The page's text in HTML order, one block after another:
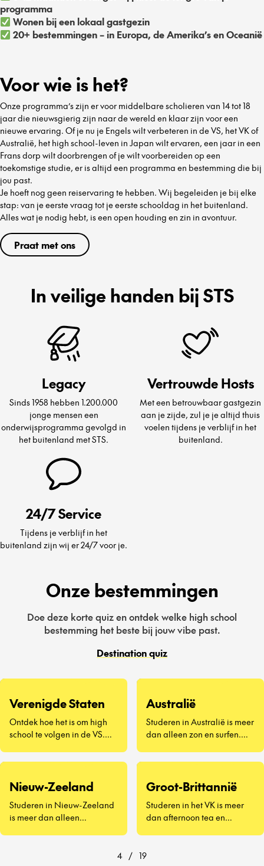
programma
Wonen bij een lokaal gastgezin
20+ bestemmingen – in Europa, de Amerika’s en Oceanië
Voor wie is het?
Onze programma’s zijn er voor middelbare scholieren van 14 tot 18
jaar die nieuwsgierig zijn naar de wereld en klaar zijn voor een
nieuwe ervaring. Of je nu je Engels wilt verbeteren in de VS, het VK of
Australië, het high school-leven in Japan wilt ervaren, een jaar in een
Frans dorp wilt doorbrengen of je wilt voorbereiden op een
toekomstige studie, er is altijd een programma en bestemming die bij
jou past.
Je hoeft nog geen reiservaring te hebben. Wij begeleiden je bij elke
stap: van je eerste vraag tot je eerste schooldag in het buitenland.
Alles wat je nodig hebt, is een open houding en zin in avontuur.
Praat met ons
In veilige handen bij STS
Legacy
Sinds 1958 hebben 1.200.000
jonge mensen een
onderwijsprogramma gevolgd in
het buitenland met STS.
Vertrouwde Hosts
Met een betrouwbaar gastgezin
aan je zijde, zul je je altijd thuis
voelen tijdens je verblijf in het
buitenland.
24/7 Service
Tijdens je verblijf in het
buitenland zijn wij er 24/7 voor je.
Onze bestemmingen
Doe deze korte quiz en ontdek welke high school
bestemming het beste bij jouw vibe past.
Destination quiz
Verenigde Staten
Ontdek hoe het is om high
school te volgen in de VS.
tot schooltrots, homecoming-
weekend. Je dompelt je
onder in een cultuur die je
tot nu toe alleen uit films
Australië
Studeren in Australië is meer
dan alleen zon en surfen.
ontdekken hoe het is om aan
wereld naar school te gaan.
Of je nu in een stad aan de
kust woont of in een kleine
ervaart het leven als een
Nieuw-Zeeland
Studeren in Nieuw-Zeeland
is meer dan alleen
Groot-Brittannië
Studeren in het VK is meer
dan afternoon tea en
is een kans om het leven als
4 / 19